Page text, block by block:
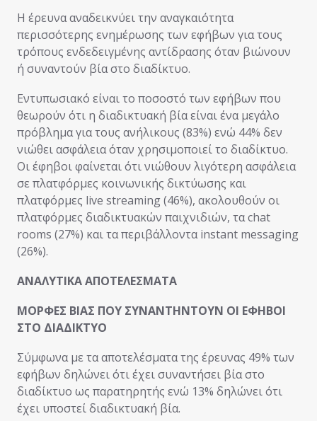
Η έρευνα αναδεικνύει την αναγκαιότητα
περισσότερης ενημέρωσης των εφήβων για τους
τρόπους ενδεδειγμένης αντίδρασης όταν βιώνουν
ή συναντούν βία στο διαδίκτυο.
Εντυπωσιακό είναι το ποσοστό των εφήβων που
θεωρούν ότι η διαδικτυακή βία είναι ένα μεγάλο
πρόβλημα για τους ανήλικους (83%) ενώ 44% δεν
νιώθει ασφάλεια όταν χρησιμοποιεί το διαδίκτυο.
Οι έφηβοι φαίνεται ότι νιώθουν λιγότερη ασφάλεια
σε πλατφόρμες κοινωνικής δικτύωσης και
πλατφόρμες live streaming (46%), ακολουθούν οι
πλατφόρμες διαδικτυακών παιχνιδιών, τα chat
rooms (27%) και τα περιβάλλοντα instant messaging
(26%).
ΑΝΑΛΥΤΙΚΑ ΑΠΟΤΕΛΕΣΜΑΤΑ
ΜΟΡΦΕΣ ΒΙΑΣ ΠΟΥ ΣΥΝΑΝΤΗΝΤΟΥΝ ΟΙ ΕΦΗΒΟΙ
ΣΤΟ ΔΙΑΔΙΚΤΥΟ
Σύμφωνα με τα αποτελέσματα της έρευνας 49% των
εφήβων δηλώνει ότι έχει συναντήσει βία στο
διαδίκτυο ως παρατηρητής ενώ 13% δηλώνει ότι
έχει υποστεί διαδικτυακή βία.